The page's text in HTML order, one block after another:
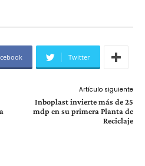
Twitter
Artículo siguiente
Inboplast invierte más de 25
mdp en su primera Planta de
Reciclaje